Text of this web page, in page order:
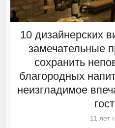
10 дизайнерских
замечательные
сохранить
благородных
неизгладимое
11 лет